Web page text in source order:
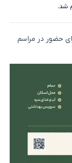
شد.
حضور در مراسم